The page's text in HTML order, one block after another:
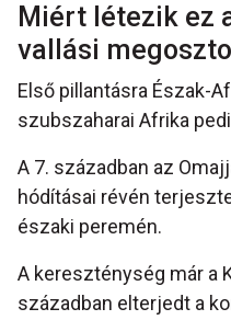
Miért létezik ez
vallási
Első pillantásra Észak-
szubszaharai Afrika
A 7. században az
hódításai révén
északi peremén.
A kereszténység már a
században elterjedt a